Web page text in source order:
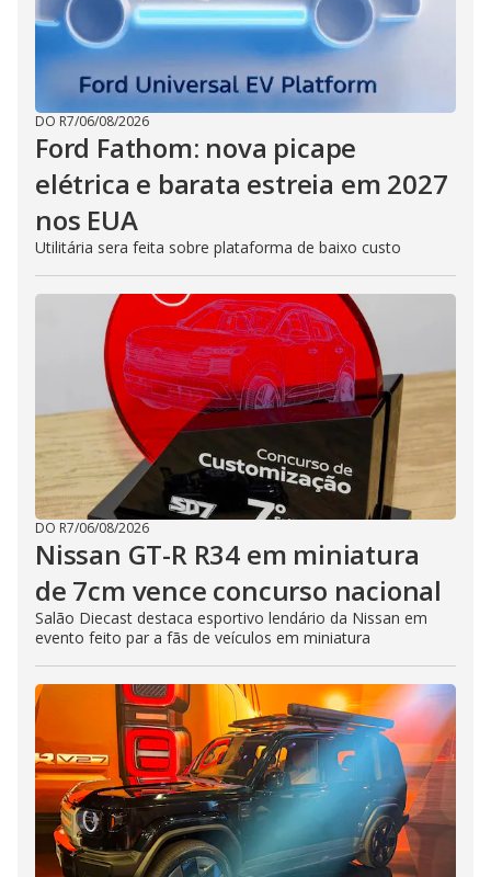
DO R7/06/08/2026
Ford Fathom: nova picape
elétrica e barata estreia em 2027
nos EUA
Utilitária sera feita sobre plataforma de baixo custo
DO R7/06/08/2026
Nissan GT-R R34 em miniatura
de 7cm vence concurso nacional
Salão Diecast destaca esportivo lendário da Nissan em
evento feito par a fãs de veículos em miniatura